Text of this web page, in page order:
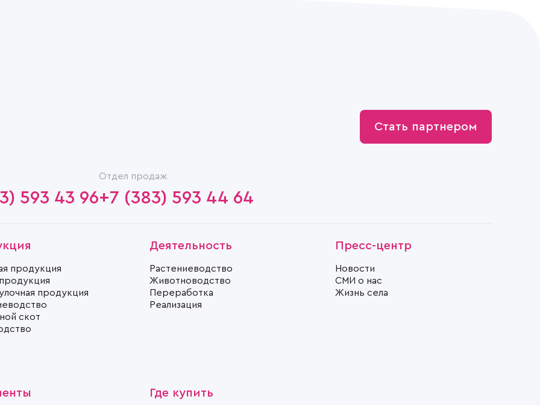
Стать партнером
593 43 96
Отдел продаж
+7 (383) 593 44 64
продукция
продукция
скот
Деятельность
Растениеводство
Животноводство
Переработка
Реализация
Пресс-центр
Новости
СМИ о нас
Жизнь села
Где купить